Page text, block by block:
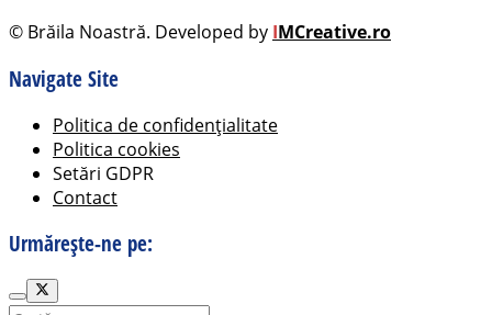
© Brăila Noastră. Developed by IMCreative.ro
Navigate Site
Politica de confidențialitate
Politica cookies
Setări GDPR
Contact
Urmărește-ne pe: